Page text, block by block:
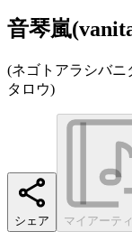
音琴嵐
(ネゴトアラシバニ
タロウ)
シェア マイアーテ